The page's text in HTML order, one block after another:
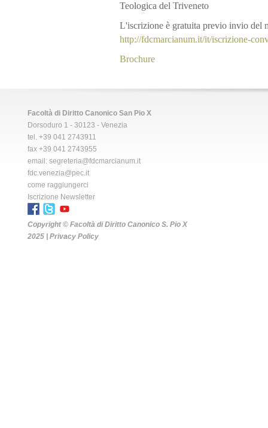
Teologica del Triveneto
L'iscrizione è gratuita previo invio del
http://fdcmarcianum.it/it/iscrizione-
Brochure
Facoltà di Diritto Canonico San Pio X
Dorsoduro 1 - 30123 - Venezia
tel. +39 041 2743911
fax +39 041 2743955
email: segreteria@fdcmarcianum.it
fdc.venezia@pec.it
come raggiungerci
Iscrizione Newsletter
Copyright © Facoltà di Diritto Canonico S. Pio X
2025 | Privacy Policy